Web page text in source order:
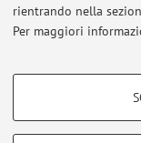
rientrando nella
Per maggiori
COOKIE DI
Pubblicato il: 09 giugno
Area riservata
Accedi tramitelogin